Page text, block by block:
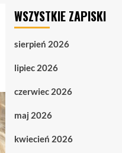
WSZYSTKIE ZAPISKI
sierpień 2026
lipiec 2026
czerwiec 2026
maj 2026
kwiecień 2026